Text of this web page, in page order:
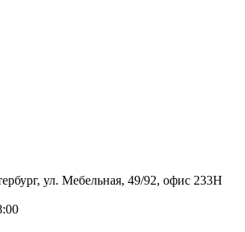
ул. Мебельная, 49/92, офис 233Н